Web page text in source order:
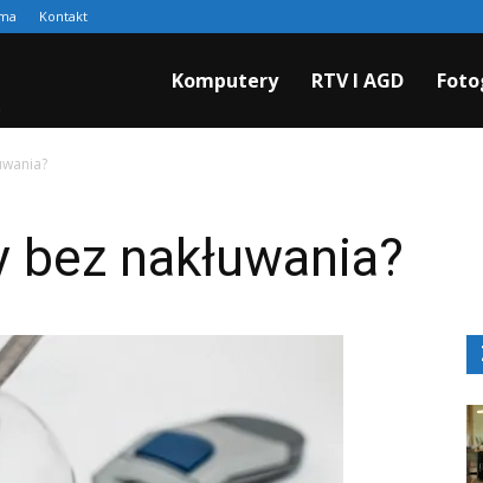
Kontakt
Komputery RTV I AGD
nakłuwania?